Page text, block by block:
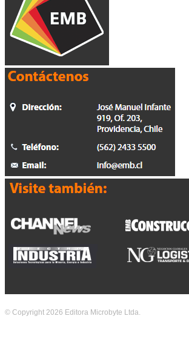
© Copyright 2026 Editora Microbyte Ltda.